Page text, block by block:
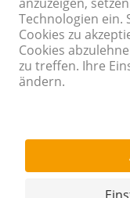
© 2026 Coop
Kontakt